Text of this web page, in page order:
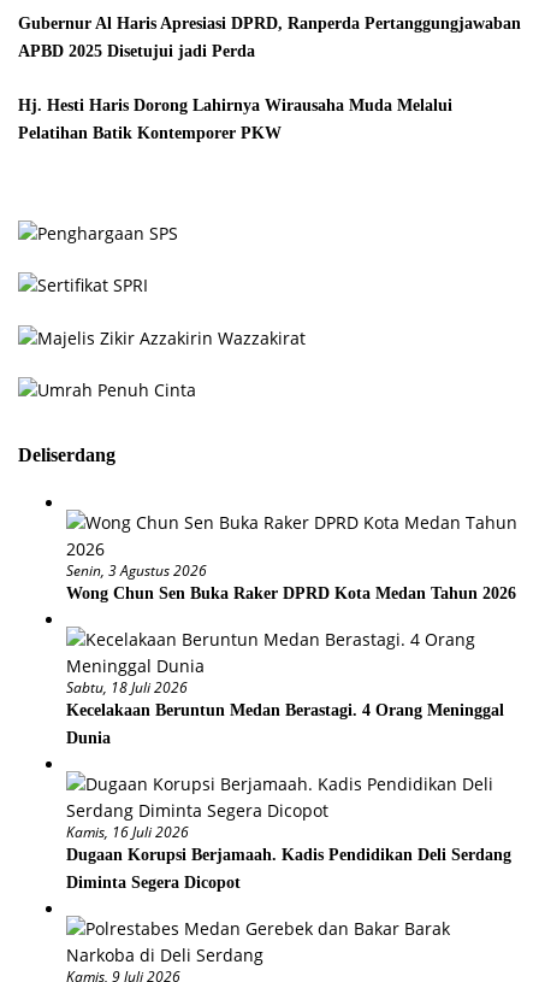
Gubernur Al Haris Apresiasi DPRD, Ranperda Pertanggungjawaban
APBD 2025 Disetujui jadi Perda
Hj. Hesti Haris Dorong Lahirnya Wirausaha Muda Melalui
Pelatihan Batik Kontemporer PKW
Deliserdang
Senin, 3 Agustus 2026
Wong Chun Sen Buka Raker DPRD Kota Medan Tahun 2026
Sabtu, 18 Juli 2026
Kecelakaan Beruntun Medan Berastagi. 4 Orang Meninggal
Dunia
Kamis, 16 Juli 2026
Dugaan Korupsi Berjamaah. Kadis Pendidikan Deli Serdang
Diminta Segera Dicopot
Kamis, 9 Juli 2026